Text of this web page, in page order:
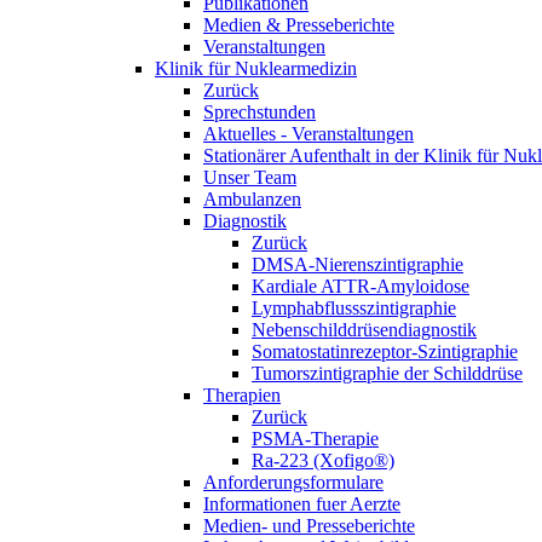
Medien & Presseberichte
Veranstaltungen
Klinik für Nuklearmedizin
Zurück
Sprechstunden
Aktuelles - Veranstaltungen
Stationärer Aufenthalt in der Klinik für
Unser Team
Ambulanzen
Diagnostik
Zurück
DMSA-Nierenszintigraphie
Kardiale ATTR-Amyloidose
Lymphabflussszintigraphie
Nebenschilddrüsendiagnostik
Somatostatinrezeptor-Szintigraphie
Tumorszintigraphie der Schilddrüse
Therapien
Zurück
PSMA-Therapie
Ra-223 (Xofigo®)
Anforderungsformulare
Informationen fuer Aerzte
Medien- und Presseberichte